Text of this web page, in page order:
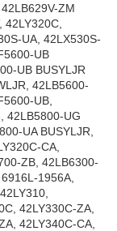
ZM
UA, 42LX530S-
UB
UB BUSYLJR
42LB5600-
UB,
42LB5800-UG
UA BUSYLJR,
CA,
ZB, 42LB6300-
1956A,
42LY330C-ZA,
42LY340C-CA,